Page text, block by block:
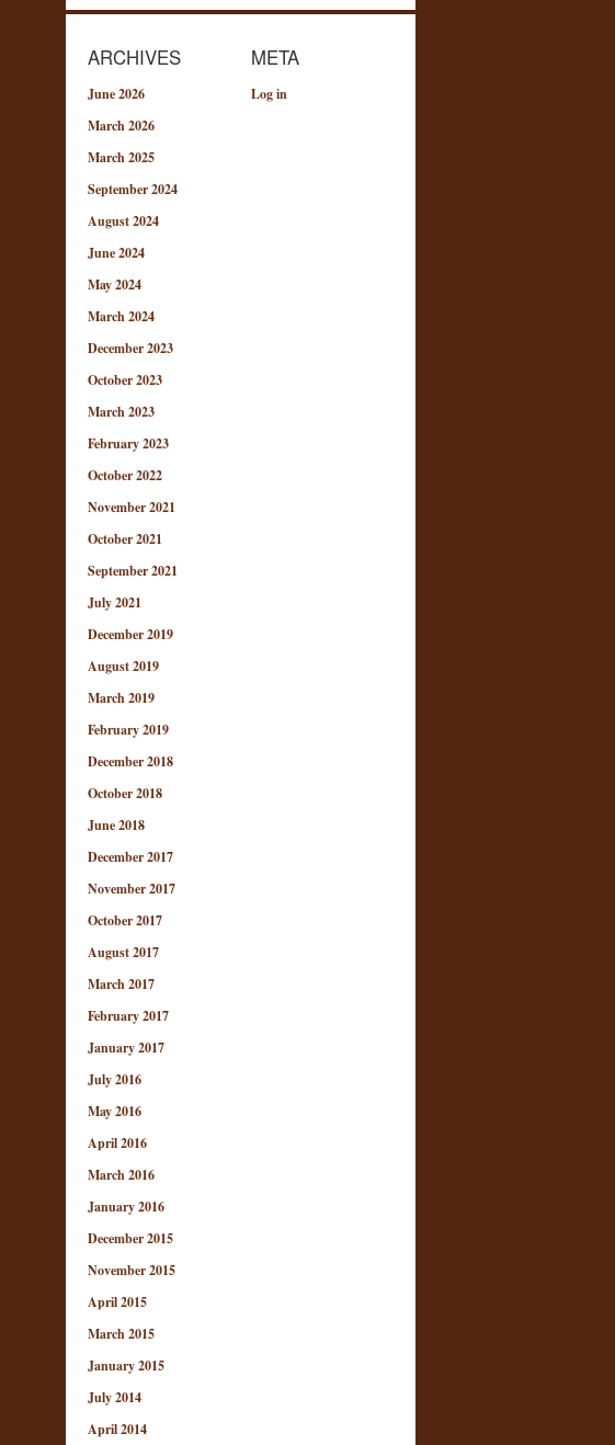
ARCHIVES
June 2026
March 2026
March 2025
September 2024
August 2024
June 2024
May 2024
March 2024
December 2023
October 2023
March 2023
February 2023
October 2022
November 2021
October 2021
September 2021
July 2021
December 2019
August 2019
March 2019
February 2019
December 2018
October 2018
June 2018
December 2017
November 2017
October 2017
August 2017
March 2017
February 2017
January 2017
July 2016
May 2016
April 2016
March 2016
January 2016
December 2015
November 2015
April 2015
March 2015
January 2015
July 2014
April 2014
META
Log in